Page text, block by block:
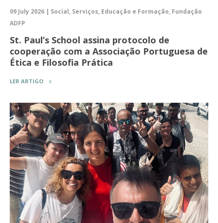
09 July 2026 | Social, Serviços, Educação e Formação, Fundação
ADFP
St. Paul’s School assina protocolo de
cooperação com a Associação Portuguesa de
Ética e Filosofia Prática
LER ARTIGO